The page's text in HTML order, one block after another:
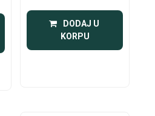
DODAJ U
KORPU